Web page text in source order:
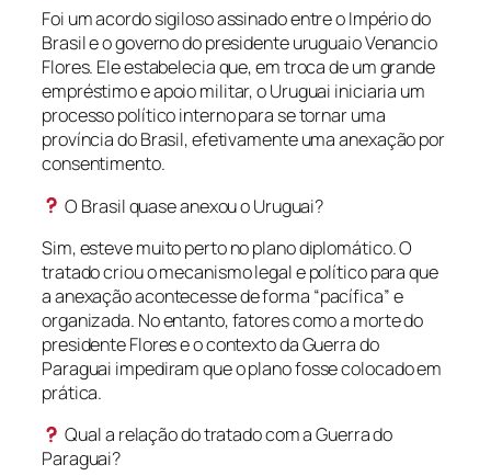
Foi um acordo sigiloso assinado entre o Império do
Brasil e o governo do presidente uruguaio Venancio
Flores. Ele estabelecia que, em troca de um grande
empréstimo e apoio militar, o Uruguai iniciaria um
processo político interno para se tornar uma
província do Brasil, efetivamente uma anexação por
consentimento.
O Brasil quase anexou o Uruguai?
Sim, esteve muito perto no plano diplomático. O
tratado criou o mecanismo legal e político para que
a anexação acontecesse de forma “pacífica” e
organizada. No entanto, fatores como a morte do
presidente Flores e o contexto da Guerra do
Paraguai impediram que o plano fosse colocado em
prática.
Qual a relação do tratado com a Guerra do
Paraguai?